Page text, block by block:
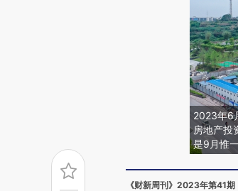
2023年6
房地产投
是9月惟
《财新周刊》2023年第41期